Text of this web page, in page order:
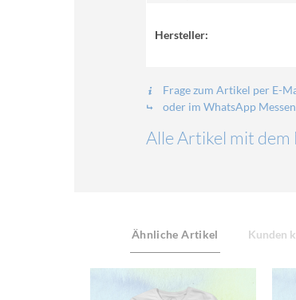
Hersteller:
Frage zum Artikel per E-
oder im WhatsApp
Alle Artikel mit
Ähnliche Artikel Kunden